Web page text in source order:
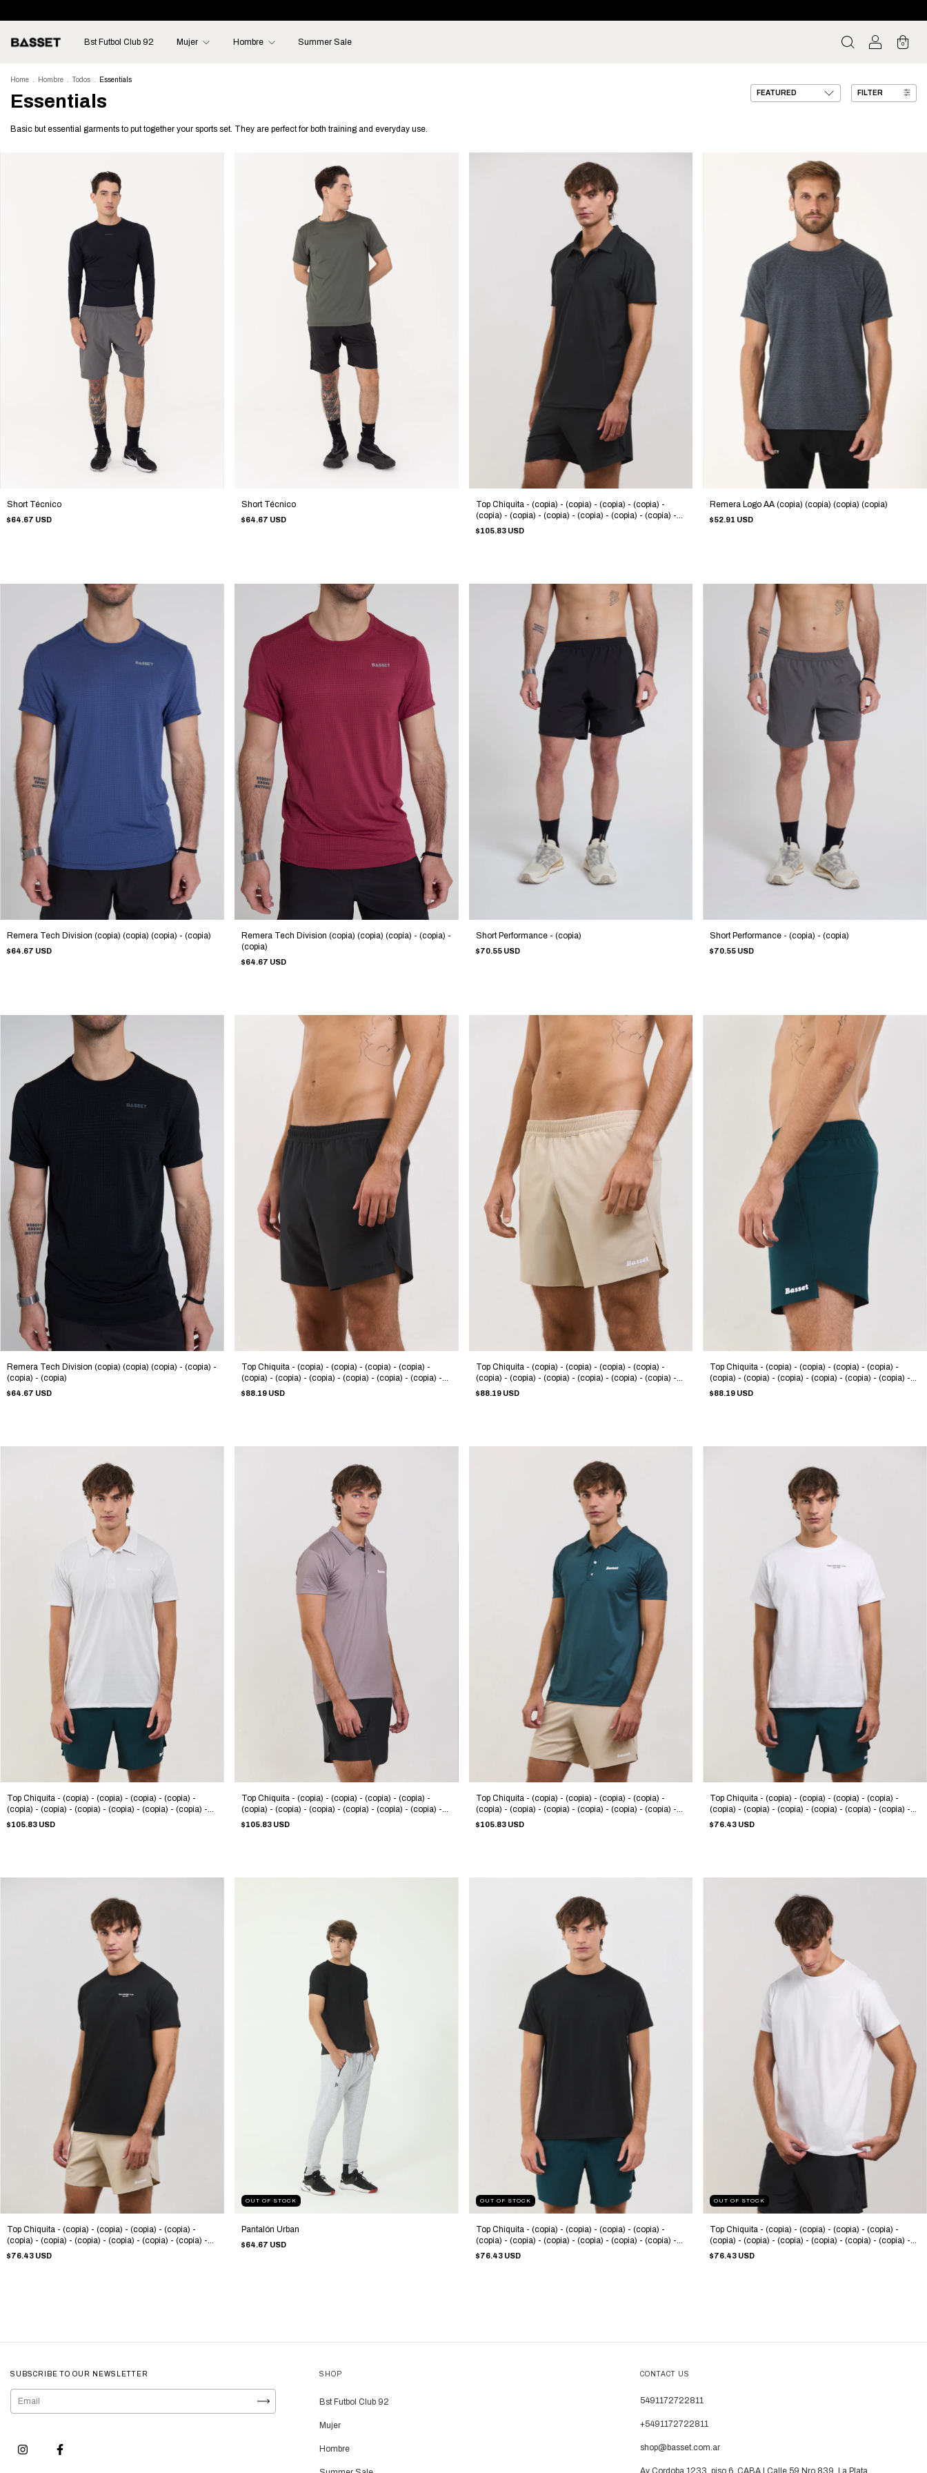
Bst Futbol Club 92 Mujer Hombre Summer Sale 0
Home Hombre Todos Essentials
Essentials FILTER
Basic but essential garments to put together your sports set. They are perfect for both training and everyday use.
Short Técnico
$64.67 USD
Short Técnico
$64.67 USD
Top Chiquita - (copia) - (copia) - (copia) - (copia) -
(copia) - (copia) - (copia) - (copia) - (copia) - (copia) -
(copia) - (copia) - (copia) - (copia) - (copia) - (copia) -
(copia) - (copia) - (copia)
$105.83 USD
Remera Logo AA (copia) (copia) (copia) (copia)
$52.91 USD
Remera Tech Division (copia) (copia) (copia) - (copia)
$64.67 USD
Remera Tech Division (copia) (copia) (copia) - (copia) -
(copia)
$64.67 USD
Short Performance - (copia)
$70.55 USD
Short Performance - (copia) - (copia)
$70.55 USD
Remera Tech Division (copia) (copia) (copia) - (copia) -
(copia) - (copia)
$64.67 USD
Top Chiquita - (copia) - (copia) - (copia) - (copia) -
(copia) - (copia) - (copia) - (copia) - (copia) - (copia) -
(copia) - (copia) - (copia) - (copia) - (copia) - (copia) -
(copia) - (copia) - (copia) - (copia)
$88.19 USD
Top Chiquita - (copia) - (copia) - (copia) - (copia) -
(copia) - (copia) - (copia) - (copia) - (copia) - (copia) -
(copia) - (copia) - (copia) - (copia) - (copia) - (copia) -
(copia) - (copia) - (copia) - (copia) - (copia)
$88.19 USD
Top Chiquita - (copia) - (copia) - (copia) - (copia) -
(copia) - (copia) - (copia) - (copia) - (copia) - (copia) -
(copia) - (copia) - (copia) - (copia) - (copia) - (copia) -
(copia) - (copia) - (copia) - (copia) - (copia) - (copia)
$88.19 USD
Top Chiquita - (copia) - (copia) - (copia) - (copia) -
(copia) - (copia) - (copia) - (copia) - (copia) - (copia) -
(copia) - (copia) - (copia) - (copia) - (copia) - (copia) -
(copia) - (copia) - (copia) - (copia)
$105.83 USD
Top Chiquita - (copia) - (copia) - (copia) - (copia) -
(copia) - (copia) - (copia) - (copia) - (copia) - (copia) -
(copia) - (copia) - (copia) - (copia) - (copia) - (copia) -
(copia) - (copia) - (copia) - (copia) - (copia)
$105.83 USD
Top Chiquita - (copia) - (copia) - (copia) - (copia) -
(copia) - (copia) - (copia) - (copia) - (copia) - (copia) -
(copia) - (copia) - (copia) - (copia) - (copia) - (copia) -
(copia) - (copia) - (copia) - (copia) - (copia) - (copia)
$105.83 USD
Top Chiquita - (copia) - (copia) - (copia) - (copia) -
(copia) - (copia) - (copia) - (copia) - (copia) - (copia) -
(copia) - (copia) - (copia) - (copia) - (copia) - (copia) -
(copia) - (copia) - (copia) - (copia) - (copia) - (copia) -
$76.43 USD
Top Chiquita - (copia) - (copia) - (copia) - (copia) -
(copia) - (copia) - (copia) - (copia) - (copia) - (copia) -
(copia) - (copia) - (copia) - (copia) - (copia) - (copia) -
(copia) - (copia) - (copia) - (copia) - (copia) - (copia) -
$76.43 USD
OUT OF STOCK
Pantalón Urban
$64.67 USD
OUT OF STOCK
Top Chiquita - (copia) - (copia) - (copia) - (copia) -
(copia) - (copia) - (copia) - (copia) - (copia) - (copia) -
(copia) - (copia) - (copia) - (copia) - (copia) - (copia) -
(copia) - (copia) - (copia) - (copia) - (copia) - (copia) -
$76.43 USD
OUT OF STOCK
Top Chiquita - (copia) - (copia) - (copia) - (copia) -
(copia) - (copia) - (copia) - (copia) - (copia) - (copia) -
(copia) - (copia) - (copia) - (copia) - (copia) - (copia) -
(copia) - (copia) - (copia) - (copia) - (copia) - (copia) -
$76.43 USD
SUBSCRIBE TO OUR NEWSLETTER SHOP
Bst Futbol Club 92
Mujer
Hombre
CONTACT US
5491172722811
+5491172722811
shop@basset.com.ar
Av Cordoba 1233, piso 6, CABA | Calle 59 Nro 839, La Plata